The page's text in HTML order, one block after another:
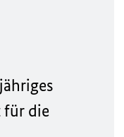
für die